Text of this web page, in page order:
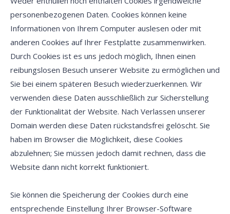
personenbezogenen Daten. Cookies können keine
Informationen von Ihrem Computer auslesen oder mit
anderen Cookies auf Ihrer Festplatte zusammenwirken.
Durch Cookies ist es uns jedoch möglich, Ihnen einen
reibungslosen Besuch unserer Website zu ermöglichen und
Sie bei einem späteren Besuch wiederzuerkennen. Wir
verwenden diese Daten ausschließlich zur Sicherstellung
der Funktionalität der Website. Nach Verlassen unserer
Domain werden diese Daten rückstandsfrei gelöscht. Sie
haben im Browser die Möglichkeit, diese Cookies
abzulehnen; Sie müssen jedoch damit rechnen, dass die
Website dann nicht korrekt funktioniert.
Sie können die Speicherung der Cookies durch eine
entsprechende Einstellung Ihrer Browser-Software
Bestätigen
Bitte bestätigen Sie Ihre Aktion, indem sie auf einen der
untenstehenden Buttons klicken
Bestätigen Abbrechen
Gründe könnten sein:
Ihre Sitzung ist abgelaufen und Sie müssen Ihren
Browser neu laden.
Sollen Sie weitere Fragen haben, wenden Sie sich bitte an
unseren Kundensupport.
Seite neu laden
Sitzung abgelaufen
Ihre Sitzung ist abgelaufen. Das kann vorkommen, wenn Sie
die Seite schon für längere Zeit geöffnet haben.
Login